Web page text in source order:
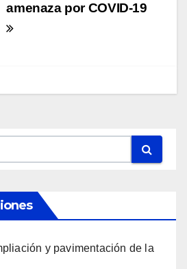
amenaza por COVID-19
y pavimentación de la